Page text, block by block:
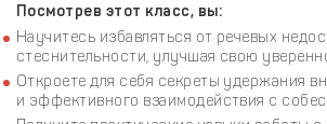
Посмотрев этот класс, вы:
Научитесь избавляться от речевых
стеснительности, улучшая свою
Откроете для себя секреты удержания
и эффективного взаимодействия с